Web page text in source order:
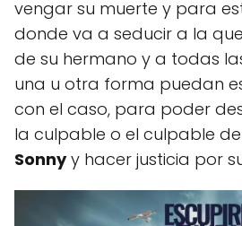
vengar su muerte y para
donde va a seducir a la
de su hermano y a todas
una u otra forma puedan
con el caso, para poder
la culpable o el culpable
Sonnyy hacer justicia por